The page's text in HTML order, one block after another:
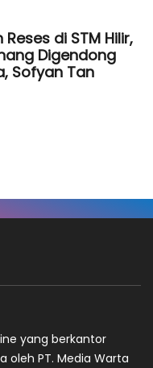
di STM Hilir,
Digendong
Sofyan Tan
yang berkantor
oleh PT. Media Warta